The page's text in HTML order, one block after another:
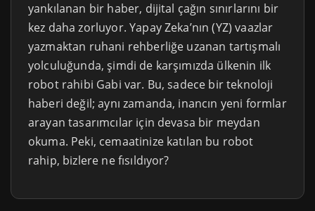
yankılanan bir haber, dijital çağın sınırlarını bir
kez daha zorluyor. Yapay Zeka’nın (YZ) vaazlar
yazmaktan ruhani rehberliğe uzanan tartışmalı
yolculuğunda, şimdi de karşımızda ülkenin ilk
robot rahibi Gabi var. Bu, sadece bir teknoloji
haberi değil; aynı zamanda, inancın yeni formlar
arayan tasarımcılar için devasa bir meydan
okuma. Peki, cemaatinize katılan bu robot
rahip, bizlere ne fısıldıyor?